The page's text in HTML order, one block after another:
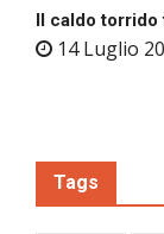
Il caldo torrido
14 Luglio
Tags